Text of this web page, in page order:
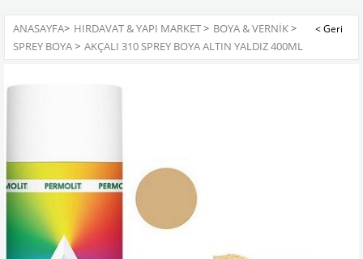
ANASAYFA> HIRDAVAT & YAPI MARKET> BOYA & VERNIK>
SPREY BOYA> AKÇALI 310 SPREY BOYA ALTIN YALDIZ 400ML